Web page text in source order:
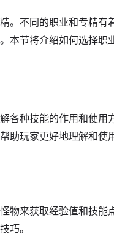
。不同的职业和专精
本节将介绍如何选择
各种技能的作用和使
助玩家更好地理解和使
物来获取经验值和技
巧。